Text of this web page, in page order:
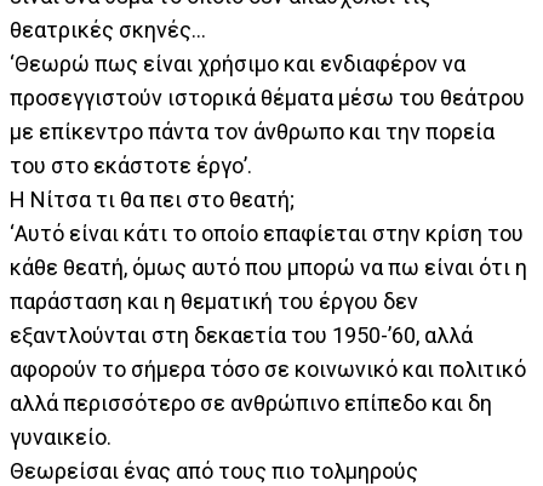
θεατρικές σκηνές…
‘Θεωρώ πως είναι χρήσιμο και ενδιαφέρον να
προσεγγιστούν ιστορικά θέματα μέσω του θεάτρου
με επίκεντρο πάντα τον άνθρωπο και την πορεία
του στο εκάστοτε έργο’.
Η Νίτσα τι θα πει στο θεατή;
‘Αυτό είναι κάτι το οποίο επαφίεται στην κρίση του
κάθε θεατή, όμως αυτό που μπορώ να πω είναι ότι η
παράσταση και η θεματική του έργου δεν
εξαντλούνται στη δεκαετία του 1950-’60, αλλά
αφορούν το σήμερα τόσο σε κοινωνικό και πολιτικό
αλλά περισσότερο σε ανθρώπινο επίπεδο και δη
γυναικείο.
Θεωρείσαι ένας από τους πιο τολμηρούς